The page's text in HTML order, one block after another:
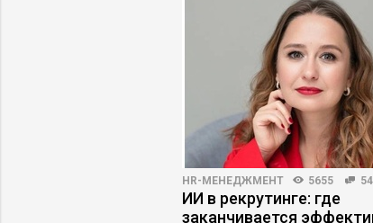
HR-МЕНЕДЖМЕНТ 5655 54
ИИ в рекрутинге: где
заканчивается